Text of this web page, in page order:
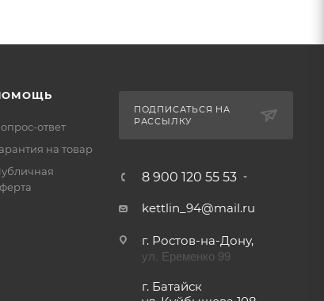
ответ
на товар
ПОДПИСАТЬСЯ НА
РАССЫЛКУ
8 900 120 55 53
kettlin_94@mail.ru
г. Ростов-на-Дону,
ул. Еременко 99
г. Батайск